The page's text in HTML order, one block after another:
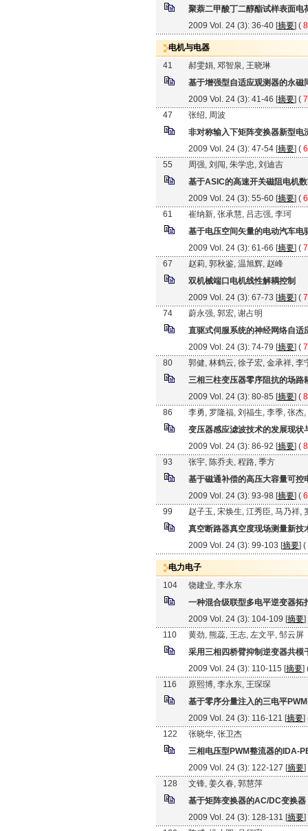
聚萘二甲酸丁二醇酯试样表面电
2009 Vol. 24 (3): 36-40 [摘要] (
电机与电器
41
郝雯娟, 邓智泉, 王晓琳
基于增强型自适应观测器的永磁
2009 Vol. 24 (3): 41-46 [摘要] (
47
张绍, 周波
非对称输入下矩阵变换器新型电
2009 Vol. 24 (3): 47-54 [摘要] (
55
周强, 刘闯, 朱学忠, 刘迪吉
基于ASIC的高速开关磁阻电机
2009 Vol. 24 (3): 55-60 [摘要] (
61
崔纳新, 张承慧, 吕志强, 李珂
基于电压空间矢量的电动汽车电
2009 Vol. 24 (3): 61-66 [摘要] (
67
赵莉, 郭秋鉴, 温旭辉, 赵峰
双机械端口电机线性解耦控制
2009 Vol. 24 (3): 67-73 [摘要] (
74
蔚永强, 郭宏, 谢占明
直驱式伺服系统的神经网络自适
2009 Vol. 24 (3): 74-79 [摘要] (
80
郭健, 林鹤云, 徐子宏, 金承祥, 李
三相三柱变压器零序阻抗的场路
2009 Vol. 24 (3): 80-85 [摘要] (
86
李勇, 罗隆福, 刘福生, 李季, 张杰
变压器感应滤波技术的发展现状
2009 Vol. 24 (3): 86-92 [摘要] (
93
张宇, 陈乔夫, 程路, 季方
基于磁通补偿的高压大容量可控
2009 Vol. 24 (3): 93-98 [摘要] (
99
赵子玉, 宋焕生, 江秀臣, 马乃祥,
真空断路器真空度现场测量新技
2009 Vol. 24 (3): 99-103 [摘要] (
电力电子
104
饶建业, 李永东
一种混合级联型多电平逆变器拓
2009 Vol. 24 (3): 104-109 [摘要]
110
黄劲, 熊蕊, 王志, 左文平, 邹云屏
采用三相四桥臂抑制逆变器共模
2009 Vol. 24 (3): 110-115 [摘要]
116
原熙博, 李永东, 王琛琛
基于零序分量注入的三电平
2009 Vol. 24 (3): 116-121 [摘要]
122
张晓华, 张卫杰
三相电压型PWM整流器的IDA-
2009 Vol. 24 (3): 122-127 [摘要]
128
文锋, 姜久春, 郭慧萍
基于矩阵变换器的AC/DC变换器
2009 Vol. 24 (3): 128-131 [摘要]